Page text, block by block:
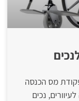
מס הכנסה
נכים